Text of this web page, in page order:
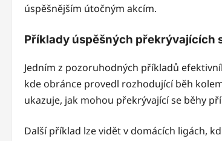
úspěšnějším útočným akcím.
Příklady úspěšných překrývajících
Jedním z pozoruhodných příkladů
kde obránce provedl rozhodující běh
ukazuje, jak mohou překrývající se běhy
Další příklad lze vidět v domácích ligách,